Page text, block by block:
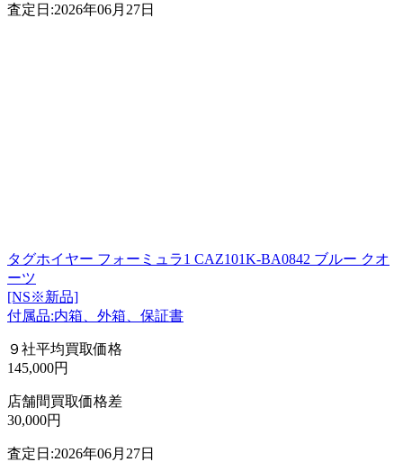
査定日:2026年06月27日
タグホイヤー フォーミュラ1 CAZ101K-BA0842 ブルー クオ
ーツ
[NS※新品]
付属品:内箱、外箱、保証書
９社平均買取価格
145,000円
店舗間買取価格差
30,000円
査定日:2026年06月27日